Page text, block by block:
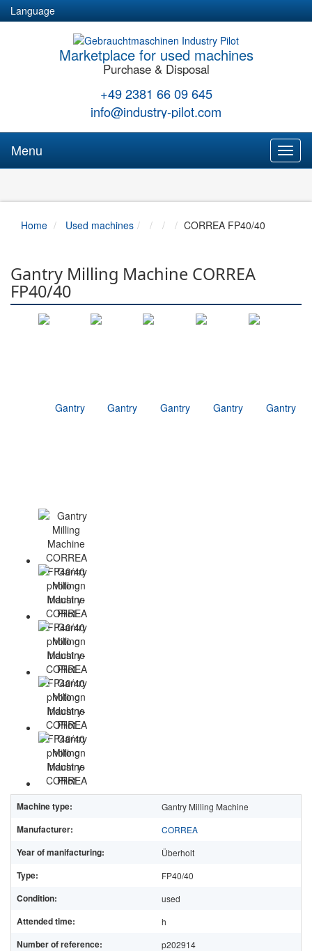
Language
Marketplace for used machines
Purchase & Disposal
+49 2381 66 09 645
info@industry-pilot.com
Menu
Home Used machines CORREA FP40/40
Gantry Milling Machine CORREA
FP40/40
Machine type: Gantry Milling Machine
Manufacturer: CORREA
Year of manifacturing: Überholt
Type: FP40/40
Condition: used
Attended time: h
Number of reference: p202914